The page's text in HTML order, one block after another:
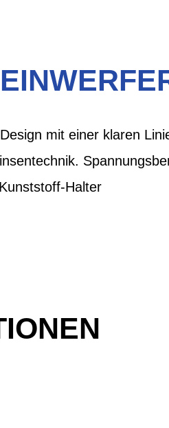
mit einer klaren
Halter